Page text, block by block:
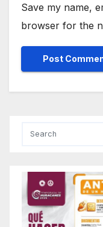
Save my name,
browser for the